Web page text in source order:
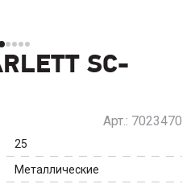
SC-
Арт.: 7023470
25
Металлические